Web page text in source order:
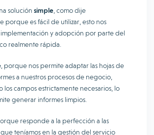
solución simple , como dije
porque es fácil de utilizar, esto nos
y adopción por parte del
realmente rápida.
, porque nos permite adaptar las hojas de
a nuestros procesos de negocio,
los campos estrictamente necesarios, lo
generar informes limpios.
responde a la perfección a las
teníamos en la gestión del servicio